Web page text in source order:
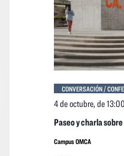
Paseo y charla
4 de octubre, de 13:00
CONVERSACIÓN /
Campus OMCA